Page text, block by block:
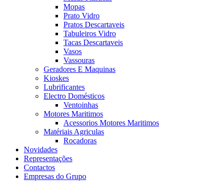
Mopas
Prato Vidro
Pratos Descartaveis
Tabuleiros Vidro
Tacas Descartaveis
Vasos
Vassouras
Geradores E Maquinas
Kioskes
Lubrificantes
Electro Domésticos
Ventoinhas
Motores Maritimos
Acessorios Motores Maritimos
Matériais Agriculas
Roçadoras
Novidades
Representações
Contactos
Empresas do Grupo